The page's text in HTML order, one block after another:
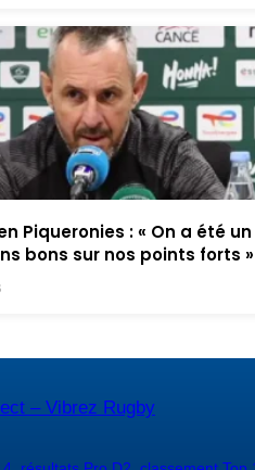
Piqueronies : « On a été un
bons sur nos points forts »
– Vibrez Rugby